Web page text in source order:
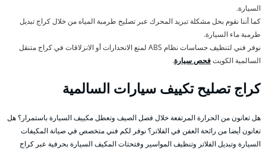
السيارة.
كما أننا نقوم بحل مشكلة تبريد المحرك عبر تصليح طرمبة المياه من خلال كراج تبديل
طرمبة ماء السيارة.
نوفر فني لتنظيف حساسات نظام ABS لمنع الانحدارات أو الانزلاقات في كراج متنقل
السالمية الكويتفحص سيارة.
كراج تصليح تكييف سيارات السالمية
هل تعانون من الحرارة المرتفعة خلال فصل الصيف وتعطل مكييف السيارة باستمرار؟ هل
تعانون أيضا من رائحة العفن في الفلاتر؟ نوفر لكم فني متخصص في صيانة المكيفات
السيارة وتبديل الفلاتر وتنظيف المواسير وفتحتات المكيف السيارة بحرفية عبر كراج